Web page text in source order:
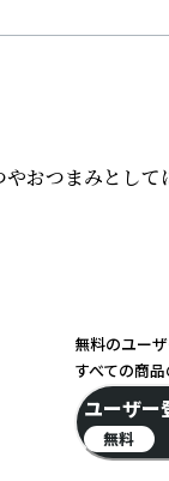
つまみとし
無料のユー
すべての商
ユーザー
無料